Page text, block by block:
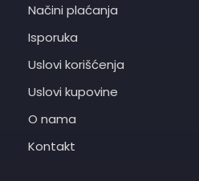
Načini plaćanja
Isporuka
Uslovi korišćenja
Uslovi kupovine
O nama
Kontakt